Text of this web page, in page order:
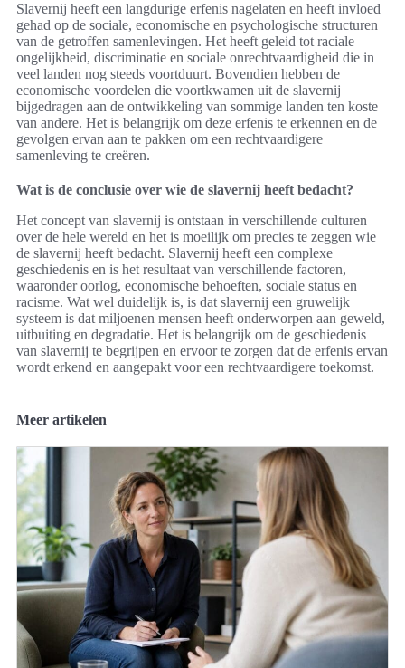
Slavernij heeft een langdurige erfenis nagelaten en heeft invloed
gehad op de sociale, economische en psychologische structuren
van de getroffen samenlevingen. Het heeft geleid tot raciale
ongelijkheid, discriminatie en sociale onrechtvaardigheid die in
veel landen nog steeds voortduurt. Bovendien hebben de
economische voordelen die voortkwamen uit de slavernij
bijgedragen aan de ontwikkeling van sommige landen ten koste
van andere. Het is belangrijk om deze erfenis te erkennen en de
gevolgen ervan aan te pakken om een rechtvaardigere
samenleving te creëren.
Wat is de conclusie over wie de slavernij heeft bedacht?
Het concept van slavernij is ontstaan in verschillende culturen
over de hele wereld en het is moeilijk om precies te zeggen wie
de slavernij heeft bedacht. Slavernij heeft een complexe
geschiedenis en is het resultaat van verschillende factoren,
waaronder oorlog, economische behoeften, sociale status en
racisme. Wat wel duidelijk is, is dat slavernij een gruwelijk
systeem is dat miljoenen mensen heeft onderworpen aan geweld,
uitbuiting en degradatie. Het is belangrijk om de geschiedenis
van slavernij te begrijpen en ervoor te zorgen dat de erfenis ervan
wordt erkend en aangepakt voor een rechtvaardigere toekomst.
Meer artikelen